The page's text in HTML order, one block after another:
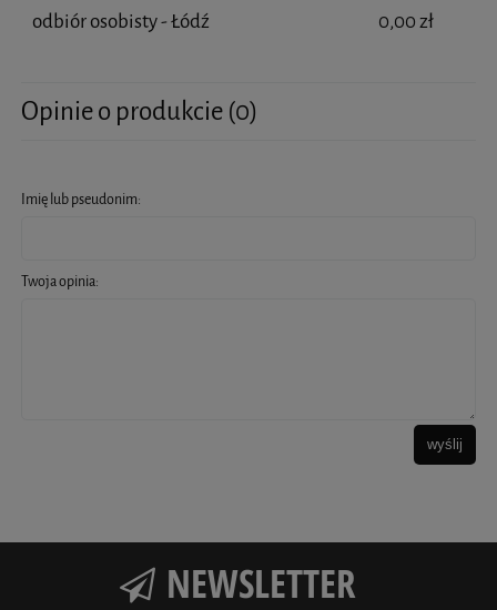
odbiór osobisty - Łódź 0,00 zł
Opinie o produkcie (0)
Imię lub pseudonim:
Twoja opinia:
wyślij
NEWSLETTER